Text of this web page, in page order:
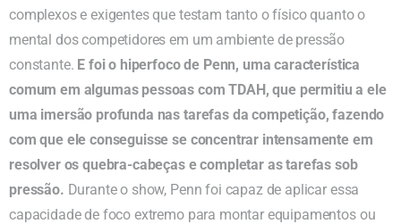
complexos e exigentes que testam tanto o físico quanto o
mental dos competidores em um ambiente de pressão
constante. E foi o hiperfoco de Penn, uma característica
comum em algumas pessoas com TDAH, que permitiu a ele
uma imersão profunda nas tarefas da competição, fazendo
com que ele conseguisse se concentrar intensamente em
resolver os quebra-cabeças e completar as tarefas sob
pressão. Durante o show, Penn foi capaz de aplicar essa
capacidade de foco extremo para montar equipamentos ou